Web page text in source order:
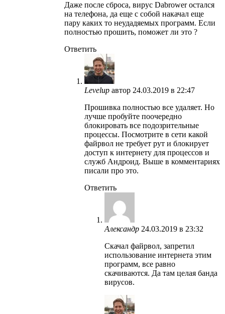
Даже после сброса, вирус Dabrower остался
на телефона, да еще с собой накачал еще
пару каких то неудадяемых программ. Если
полностью прошить, поможет ли это ?
Ответить
Levelup автор 24.03.2019 в 22:47
Прошивка полностью все удаляет. Но
лучше пробуйте поочередно
блокировать все подозрительные
процессы. Посмотрите в сети какой
файрвол не требует рут и блокирует
доступ к интернету для процессов и
служб Андроид. Выше в комментариях
писали про это.
Ответить
Александр 24.03.2019 в 23:32
Скачал файрвол, запретил
использование интернета этим
программ, все равно
скачиваются. Да там целая банда
вирусов.